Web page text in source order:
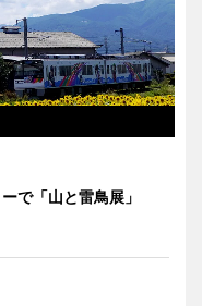
で「山と雷鳥展」